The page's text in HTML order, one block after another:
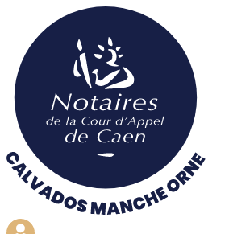
contenu
principal